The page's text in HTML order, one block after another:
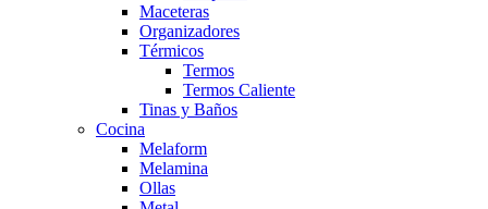
Maceteras
Organizadores
Térmicos
Termos
Termos Caliente
Tinas y Baños
Cocina
Melaform
Melamina
Ollas